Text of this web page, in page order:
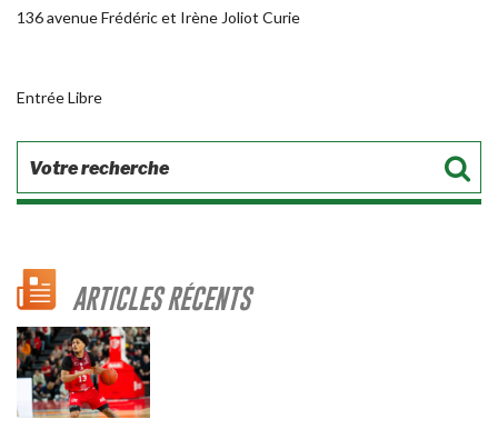
136 avenue Frédéric et Irène Joliot Curie
Entrée Libre
ARTICLES RÉCENTS